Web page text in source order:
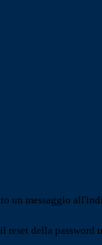
un messaggio
reset della password